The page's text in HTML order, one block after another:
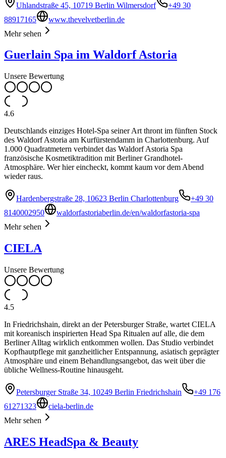
Uhlandstraße 45, 10719 Berlin Wilmersdorf
+49 30
88917165
www.thevelvetberlin.de
Mehr sehen
Guerlain Spa im Waldorf Astoria
Unsere Bewertung
4.6
Deutschlands einziges Hotel-Spa seiner Art thront im fünften Stock
des Waldorf Astoria am Kurfürstendamm in Charlottenburg. Auf
1.000 Quadratmetern verbindet das Waldorf Astoria Spa
französische Kosmetiktradition mit Berliner Grandhotel-
Atmosphäre. Wer hier eincheckt, kommt kaum vor dem Abend
wieder raus.
Hardenbergstraße 28, 10623 Berlin Charlottenburg
+49 30
8140002950
waldorfastoriaberlin.de/en/waldorfastoria-spa
Mehr sehen
CIELA
Unsere Bewertung
4.5
In Friedrichshain, direkt an der Petersburger Straße, wartet CIELA
mit koreanisch inspirierten Head Spa Ritualen auf alle, die dem
Berliner Alltag wirklich entkommen wollen. Das Studio verbindet
Kopfhautpflege mit ganzheitlicher Entspannung, asiatisch geprägter
Atmosphäre und einem Behandlungsangebot, das weit über die
übliche Wellness-Routine hinausgeht.
Petersburger Straße 34, 10249 Berlin Friedrichshain
+49 176
61271323
ciela-berlin.de
Mehr sehen
ARES HeadSpa & Beauty